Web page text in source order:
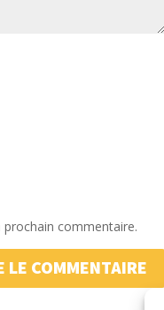
commentaire.
LE COMMENTAIRE